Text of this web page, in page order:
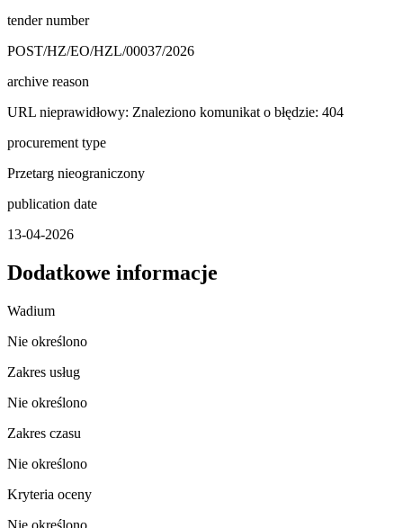
tender number
POST/HZ/EO/HZL/00037/2026
archive reason
URL nieprawidłowy: Znaleziono komunikat o błędzie: 404
procurement type
Przetarg nieograniczony
publication date
13-04-2026
Dodatkowe informacje
Wadium
Nie określono
Zakres usług
Nie określono
Zakres czasu
Nie określono
Kryteria oceny
Nie określono